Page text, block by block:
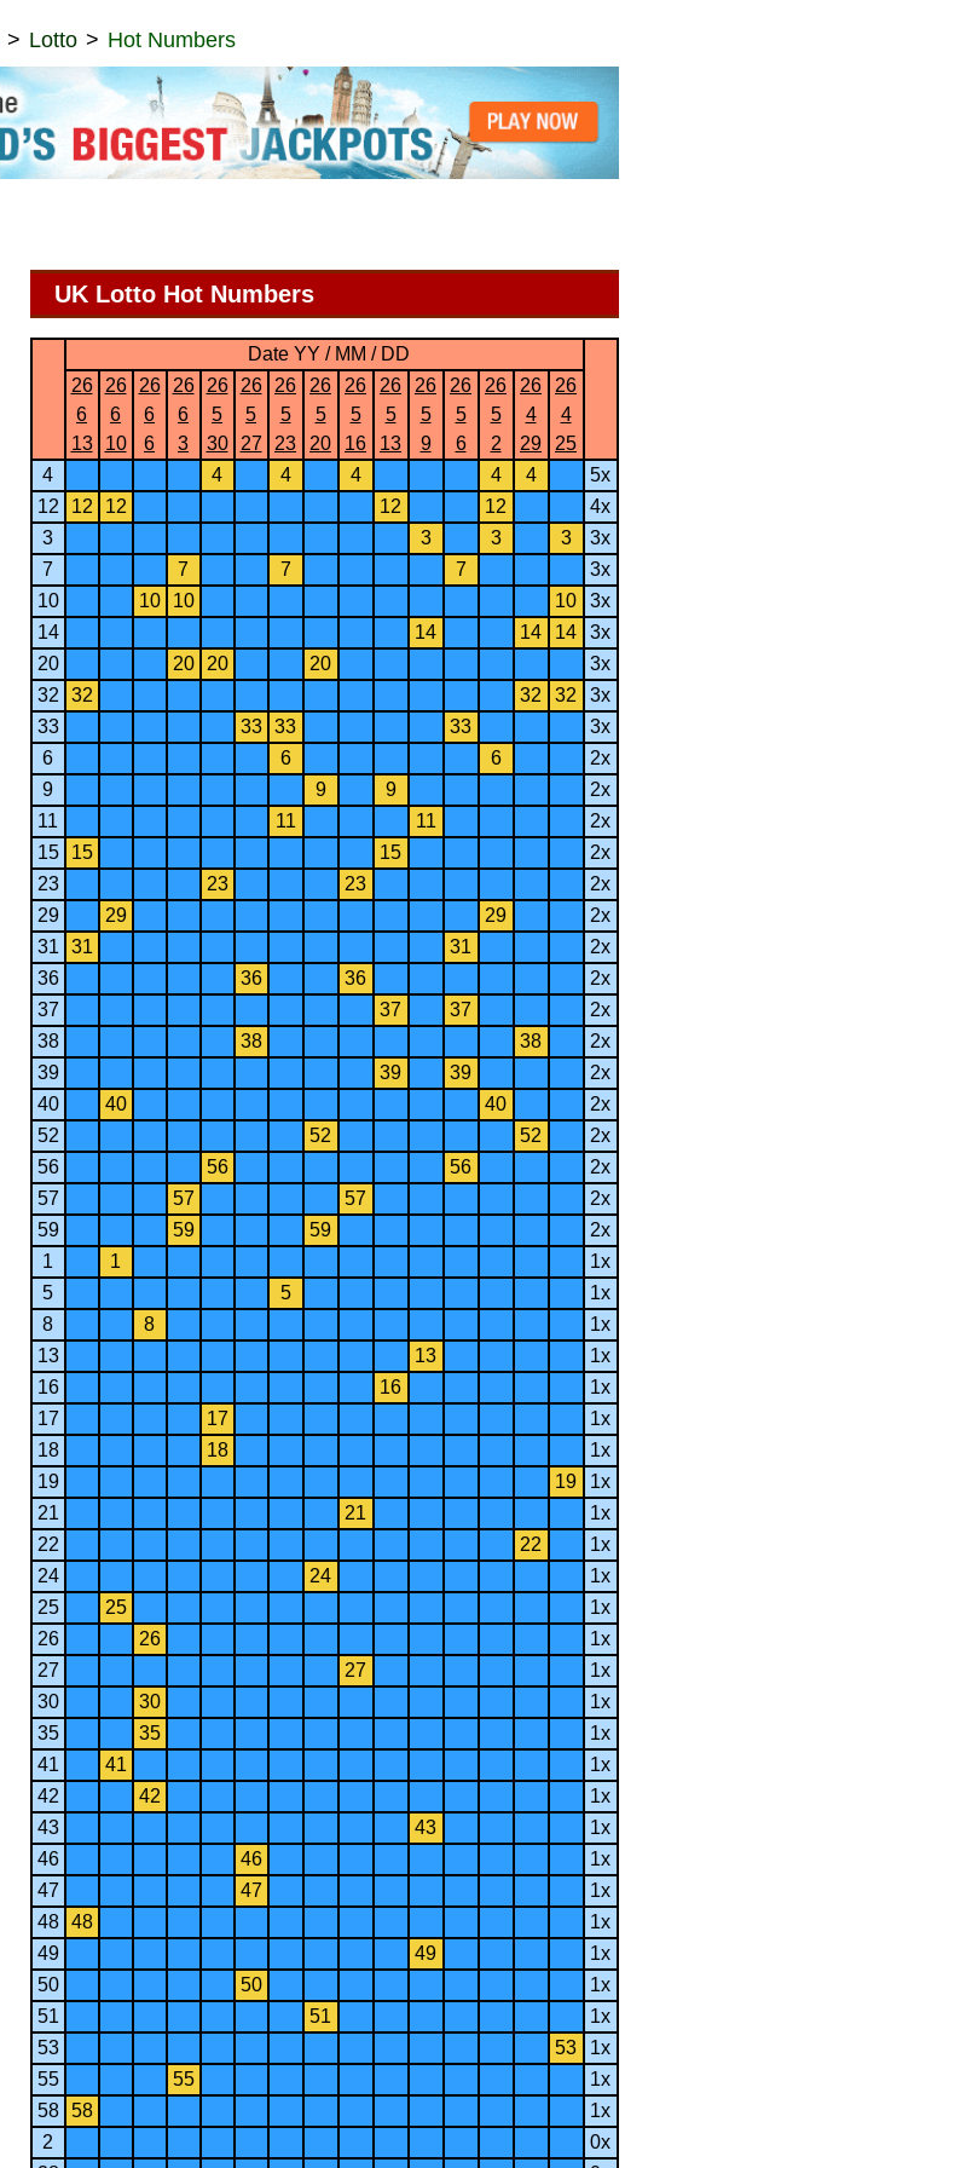
Lotto Hot Numbers
UK Lotto Hot Numbers
Date YY / MM / DD
26
6
13
26
6
10
26
6
6
26
6
3
26
5
30
26
5
27
26
5
23
26
5
20
26
5
16
26
5
13
26
5
9
26
5
6
26
5
2
26
4
29
26
4
25
4
4 4 4 4 4
5x
12
12 12 12 12
4x
3
3 3 3
3x
7
7 7 7
3x
10
10 10 10
3x
14
14 14 14
3x
20
20 20 20
3x
32
32 32 32
3x
33
33 33 33
3x
6
6 6
2x
9
9 9
2x
11
11 11
2x
15
15 15
2x
23
23 23
2x
29
29 29
2x
31
31 31
2x
36
36 36
2x
37
37 37
2x
38
38 38
2x
39
39 39
2x
40
40 40
2x
52
52 52
2x
56
56 56
2x
57
57 57
2x
59
59 59
2x
1
1
1x
5
5
1x
8
8
1x
13
13
1x
16
16
1x
17
17
1x
18
18
1x
19
19
1x
21
21
1x
22
22
1x
24
24
1x
25
25
1x
26
26
1x
27
27
1x
30
30
1x
35
35
1x
41
41
1x
42
42
1x
43
43
1x
46
46
1x
47
47
1x
48
48
1x
49
49
1x
50
50
1x
51
51
1x
53
53
1x
55
55
1x
58
58
1x
2
0x